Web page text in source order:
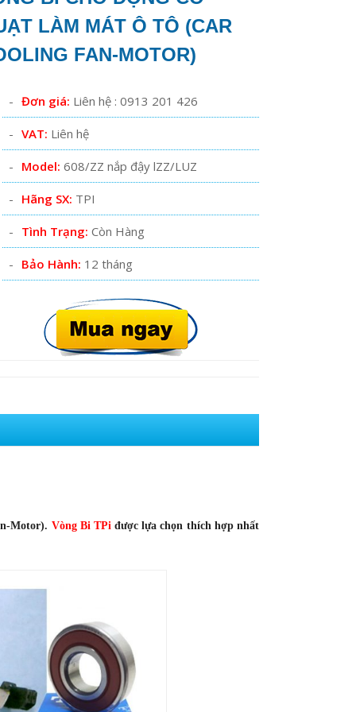
LÀM MÁT Ô TÔ (CAR
FAN-MOTOR)
Đơn giá: Liên hệ : 0913 201 426
VAT: Liên hệ
Model: 608/ZZ nắp đậy lZZ/LUZ
Hãng SX: TPI
Tình Trạng: Còn Hàng
Bảo Hành: 12 tháng
Motor). Vòng Bi TPiđược lựa chọn thích hợp nhất